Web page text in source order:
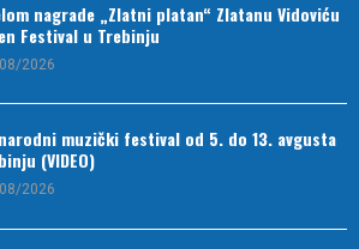
nagrade „Zlatni platan“ Zlatanu Vidoviću
Festival u Trebinju
2026
muzički festival od 5. do 13. avgusta
(VIDEO)
2026